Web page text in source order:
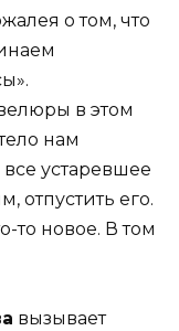
о том, что
в этом
нам
устаревшее
отпустить его.
то новое. В том
вызывает